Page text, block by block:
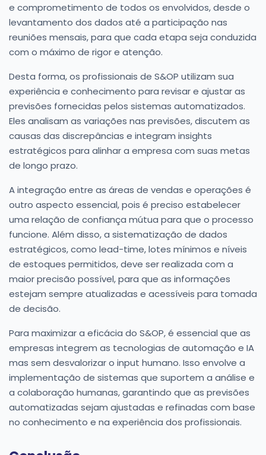
e comprometimento de todos os envolvidos, desde o
levantamento dos dados até a participação nas
reuniões mensais, para que cada etapa seja conduzida
com o máximo de rigor e atenção.
Desta forma, os profissionais de S&OP utilizam sua
experiência e conhecimento para revisar e ajustar as
previsões fornecidas pelos sistemas automatizados.
Eles analisam as variações nas previsões, discutem as
causas das discrepâncias e integram insights
estratégicos para alinhar a empresa com suas metas
de longo prazo.
A integração entre as áreas de vendas e operações é
outro aspecto essencial, pois é preciso estabelecer
uma relação de confiança mútua para que o processo
funcione. Além disso, a sistematização de dados
estratégicos, como lead-time, lotes mínimos e níveis
de estoques permitidos, deve ser realizada com a
maior precisão possível, para que as informações
estejam sempre atualizadas e acessíveis para tomada
de decisão.
Para maximizar a eficácia do S&OP, é essencial que as
empresas integrem as tecnologias de automação e IA
mas sem desvalorizar o input humano. Isso envolve a
implementação de sistemas que suportem a análise e
a colaboração humanas, garantindo que as previsões
automatizadas sejam ajustadas e refinadas com base
no conhecimento e na experiência dos profissionais.